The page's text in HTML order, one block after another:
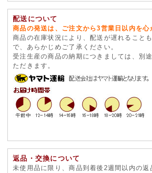
配送について
商品の発送は、ご注文から3営業日以内を心
商品の在庫状況により、配送が遅れること
で、あらかじめご了承ください。
受注生産の商品の納期につきましては、別
ただきます。
返品・交換について
未使用品に限り、商品到着後2週間以内の返